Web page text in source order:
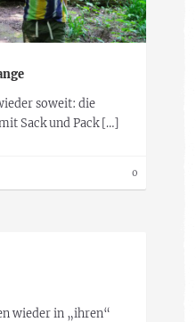
soweit: die
Sack und Pack […]
0
wieder in „ihren“